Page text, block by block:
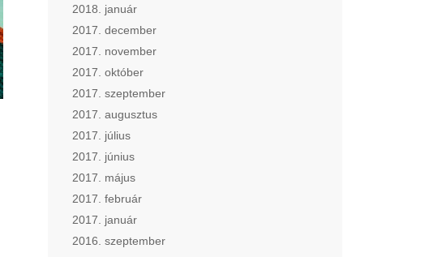
2018. január
2017. december
2017. november
2017. október
2017. szeptember
2017. augusztus
2017. július
2017. június
2017. május
2017. február
2017. január
2016. szeptember